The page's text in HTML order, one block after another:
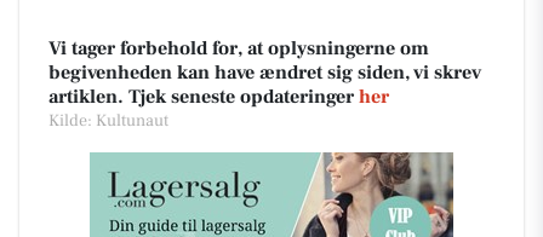
Vi tager forbehold for, at oplysningerne om
begivenheden kan have ændret sig siden, vi skrev
artiklen. Tjek seneste opdateringer her
Kilde: Kultunaut